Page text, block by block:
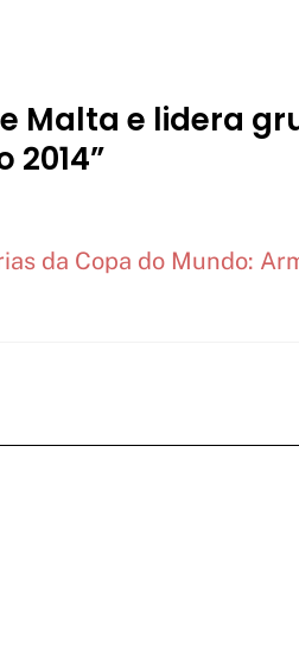
Malta e lidera
da Copa do Mundo: